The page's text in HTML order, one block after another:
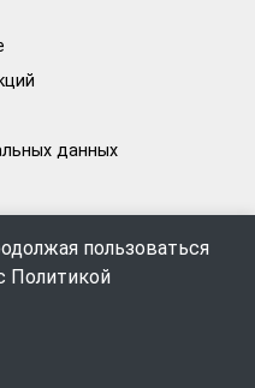
данных
пользоваться
Политикой